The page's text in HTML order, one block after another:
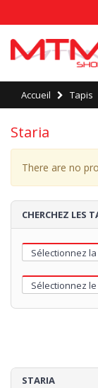
Accueil Tapis
Staria
There are no
CHERCHEZ LES
STARIA